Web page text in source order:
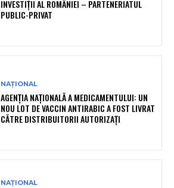
INVESTIȚII AL ROMÂNIEI – PARTENERIATUL
PUBLIC-PRIVAT
NAȚIONAL
AGENȚIA NAȚIONALĂ A MEDICAMENTULUI: UN
NOU LOT DE VACCIN ANTIRABIC A FOST LIVRAT
CĂTRE DISTRIBUITORII AUTORIZAȚI
NAȚIONAL